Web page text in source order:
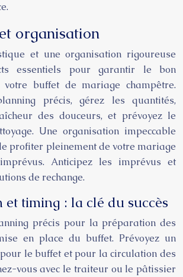
organisation
et une organisation rigoureuse
essentiels pour garantir le bon
votre buffet de mariage champêtre.
précis, gérez les quantités,
des douceurs, et prévoyez le
Une organisation impeccable
profiter pleinement de votre mariage
Anticipez les imprévus et
de rechange.
timing : la clé du succès
précis pour la préparation des
en place du buffet. Prévoyez un
le buffet et pour la circulation des
vous avec le traiteur ou le pâtissier